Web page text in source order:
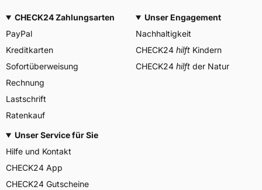
CHECK24 Zahlungsarten
PayPal
Kreditkarten
Sofortüberweisung
Rechnung
Lastschrift
Ratenkauf
Unser Engagement
Nachhaltigkeit
CHECK24 hilft Kindern
CHECK24 hilft der Natur
Unser Service für Sie
Hilfe und Kontakt
CHECK24 App
CHECK24 Gutscheine